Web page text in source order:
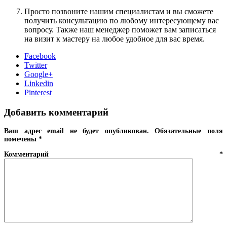
Просто позвоните нашим специалистам и вы сможете
получить консультацию по любому интересующему вас
вопросу. Также наш менеджер поможет вам записаться
на визит к мастеру на любое удобное для вас время.
Facebook
Twitter
Google+
Linkedin
Pinterest
Добавить комментарий
Ваш адрес email не будет опубликован.
Обязательные поля
помечены *
Комментарий *